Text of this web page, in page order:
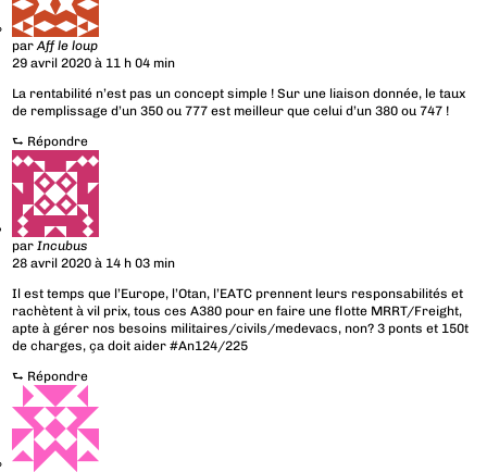
parAff le loup
29 avril 2020 à 11 h 04 min
La rentabilité n’est pas un concept simple ! Sur une liaison donnée, le taux
de remplissage d’un 350 ou 777 est meilleur que celui d’un 380 ou 747 !
⮑ Répondre
parIncubus
28 avril 2020 à 14 h 03 min
Il est temps que l’Europe, l’Otan, l’EATC prennent leurs responsabilités et
rachètent à vil prix, tous ces A380 pour en faire une flotte MRRT/Freight,
apte à gérer nos besoins militaires/civils/medevacs, non? 3 ponts et 150t
de charges, ça doit aider #An124/225
⮑ Répondre